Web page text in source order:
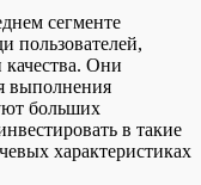
сегменте
пользователей,
Они
выполнения
больших
в такие
характеристиках